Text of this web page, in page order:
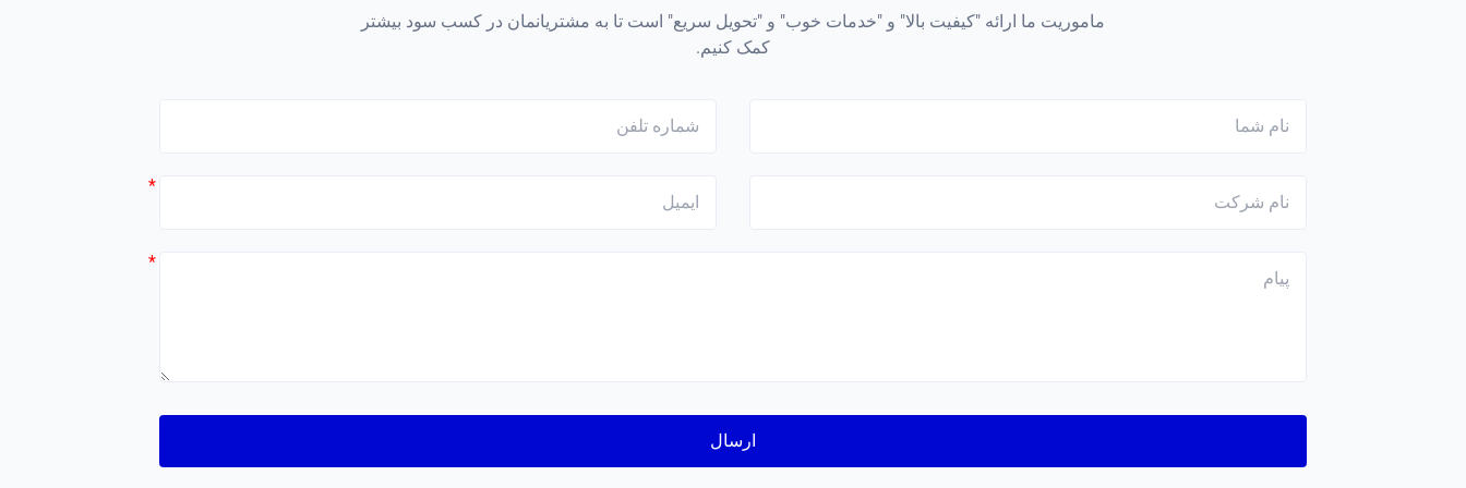
ماموریت ما ارائه "کیفیت بالا" و "خدمات خوب" و "تحویل سریع" است تا به مشتریانمان در کسب سود بیشتر
کمک کنیم.
*
*